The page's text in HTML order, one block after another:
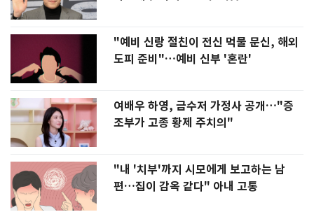
"예비 신랑 절친이 전신 먹물 문신, 해외
도피 준비"…예비 신부 '혼란'
여배우 하영, 금수저 가정사 공개…"증
조부가 고종 황제 주치의"
"내 '치부'까지 시모에게 보고하는 남
편…집이 감옥 같다" 아내 고통